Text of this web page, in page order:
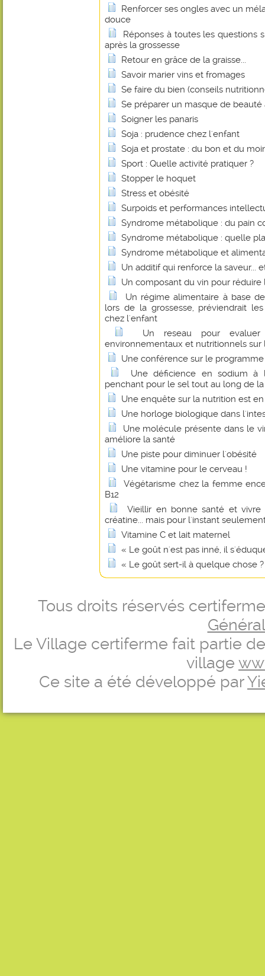
Renforcer ses ongles avec un
douce
Réponses à toutes les questions
après la grossesse
Retour en grâce de la graisse...
Savoir marier vins et fromages
Se faire du bien (conseils
Se préparer un masque de beauté
Soigner les panaris
Soja : prudence chez l'enfant
Soja et prostate : du bon et du
Sport : Quelle activité pratiquer ?
Stopper le hoquet
Stress et obésité
Surpoids et performances
Syndrome métabolique : du pain
Syndrome métabolique : quelle
Syndrome métabolique et
Un additif qui renforce la saveur...
Un composant du vin pour réduire
Un régime alimentaire à base
lors de la grossesse, préviendrait
chez l'enfant
Un reseau pour
environnementaux et nutritionnels sur
Une conférence sur le
Une déficience en sodium à
penchant pour le sel tout au long de
Une enquête sur la nutrition est en
Une horloge biologique dans
Une molécule présente dans le
améliore la santé
Une piste pour diminuer l'obésité
Une vitamine pour le cerveau !
Végétarisme chez la femme
B12
Vieillir en bonne santé et
créatine... mais pour l'instant
Vitamine C et lait maternel
« Le goût n'est pas inné, il
« Le goût sert-il à quelque chose
Tous droits réservés
Le Village certiferme fait partie
village
Ce site a été développé par